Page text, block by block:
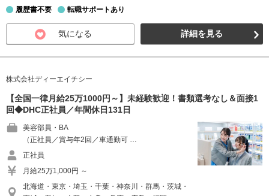
履歴書不要 転職サポートあり
気になる 詳細を見る
株式会社ディーエイチシー
【全国一律月給25万1000円～】未経験歓迎！書類選考なし＆面接1
回◆DHC正社員／年間休日131日
美容部員・BA
（正社員／賞与年2回／車通勤可 …
正社員
月給25万1,000円 ～
北海道・東京・埼玉・千葉・神奈川・群馬・茨城・